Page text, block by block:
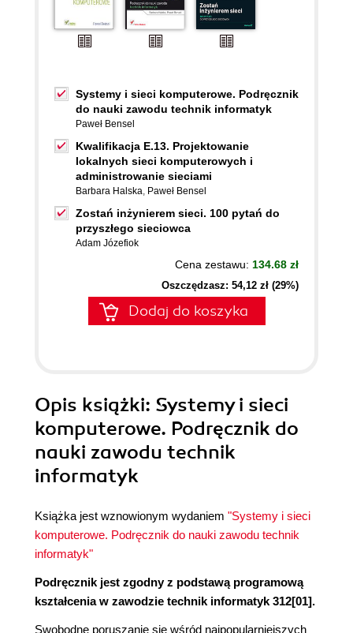
Systemy i sieci komputerowe. Podręcznik
do nauki zawodu technik informatyk
Paweł Bensel
Kwalifikacja E.13. Projektowanie
lokalnych sieci komputerowych i
administrowanie sieciami
Barbara Halska, Paweł Bensel
Zostań inżynierem sieci. 100 pytań do
przyszłego sieciowca
Adam Józefiok
Cena zestawu: 134.68 zł
Oszczędzasz: 54,12 zł (29%)
Dodaj do koszyka
Opis książki: Systemy i sieci
komputerowe. Podręcznik do
nauki zawodu technik
informatyk
Książka jest wznowionym wydaniem "Systemy i sieci
komputerowe. Podręcznik do nauki zawodu technik
informatyk"
Podręcznik jest zgodny z podstawą programową
kształcenia w zawodzie technik informatyk 312[01].
Swobodne poruszanie się wśród najpopularniejszych